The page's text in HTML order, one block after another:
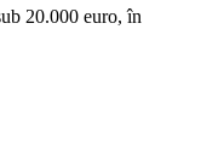
20.000 euro, în